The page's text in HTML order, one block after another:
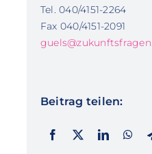
Tel. 040/4151-2264
Fax 040/4151-2091
Beitrag teilen: